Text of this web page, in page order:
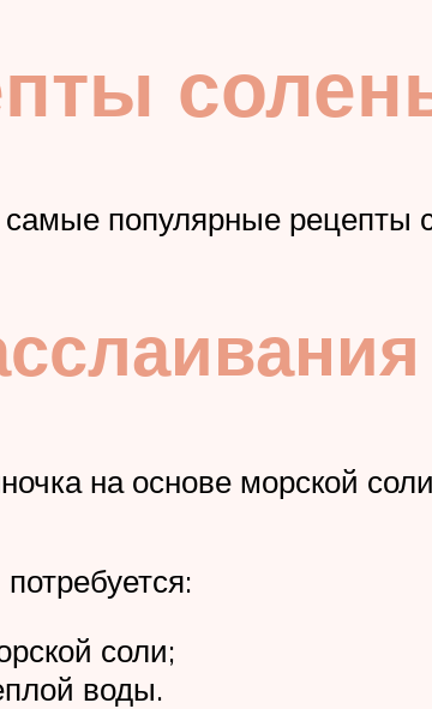
популярные рецепты
на основе морской
соли;
воды.